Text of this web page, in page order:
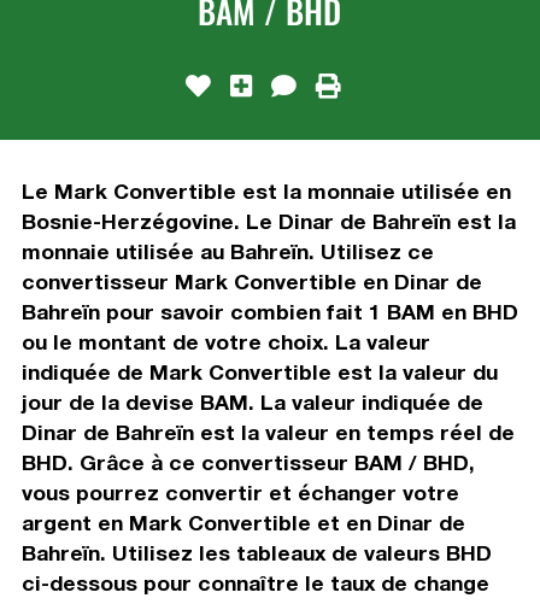
BAM / BHD
Le Mark Convertible est la monnaie utilisée en
Bosnie-Herzégovine. Le Dinar de Bahreïn est la
monnaie utilisée au Bahreïn. Utilisez ce
convertisseur Mark Convertible en Dinar de
Bahreïn pour savoir combien fait 1 BAM en BHD
ou le montant de votre choix. La valeur
indiquée de Mark Convertible est la valeur du
jour de la devise BAM. La valeur indiquée de
Dinar de Bahreïn est la valeur en temps réel de
BHD. Grâce à ce convertisseur BAM / BHD,
vous pourrez convertir et échanger votre
argent en Mark Convertible et en Dinar de
Bahreïn. Utilisez les tableaux de valeurs BHD
ci-dessous pour connaître le taux de change